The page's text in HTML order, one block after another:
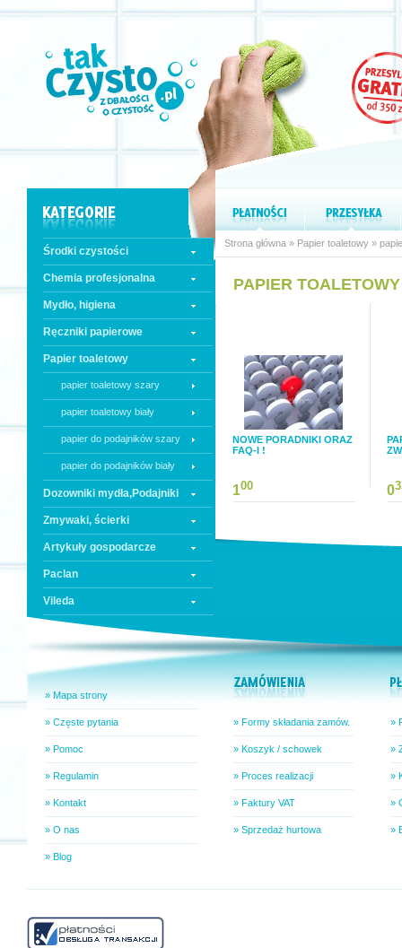
Środki czystości
Chemia profesjonalna
Mydło, higiena
Ręczniki papierowe
Papier toaletowy
papier toaletowy szary
papier toaletowy biały
papier do podajników szary
papier do podajników biały
Dozowniki mydła,Podajniki
Zmywaki, ścierki
Artykuły gospodarcze
Paclan
Vileda
Strona główna » Papier toaletowy »
PAPIER
NOWE PORADNIKI ORAZ
FAQ-I !
100 0
» Mapa strony
» Częste pytania
» Pomoc
» Regulamin
» Kontakt
» O nas
» Blog
» Formy składania zamów.
» Koszyk / schowek
» Proces realizacji
» Faktury VAT
» Sprzedaż hurtowa
»
»
»
»
»